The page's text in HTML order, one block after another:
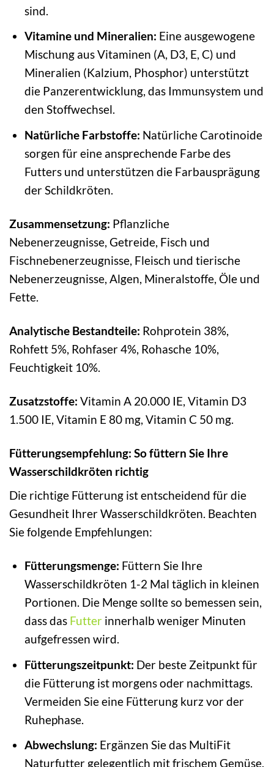
sind.
Vitamine und Mineralien: Eine ausgewogene
Mischung aus Vitaminen (A, D3, E, C) und
Mineralien (Kalzium, Phosphor) unterstützt
die Panzerentwicklung, das Immunsystem und
den Stoffwechsel.
Natürliche Farbstoffe: Natürliche Carotinoide
sorgen für eine ansprechende Farbe des
Futters und unterstützen die Farbausprägung
der Schildkröten.
Zusammensetzung: Pflanzliche
Nebenerzeugnisse, Getreide, Fisch und
Fischnebenerzeugnisse, Fleisch und tierische
Nebenerzeugnisse, Algen, Mineralstoffe, Öle und
Fette.
Analytische Bestandteile: Rohprotein 38%,
Rohfett 5%, Rohfaser 4%, Rohasche 10%,
Feuchtigkeit 10%.
Zusatzstoffe: Vitamin A 20.000 IE, Vitamin D3
1.500 IE, Vitamin E 80 mg, Vitamin C 50 mg.
Fütterungsempfehlung: So füttern Sie Ihre
Wasserschildkröten richtig
Die richtige Fütterung ist entscheidend für die
Gesundheit Ihrer Wasserschildkröten. Beachten
Sie folgende Empfehlungen:
Fütterungsmenge: Füttern Sie Ihre
Wasserschildkröten 1-2 Mal täglich in kleinen
Portionen. Die Menge sollte so bemessen sein,
dass das Futterinnerhalb weniger Minuten
aufgefressen wird.
Fütterungszeitpunkt: Der beste Zeitpunkt für
die Fütterung ist morgens oder nachmittags.
Vermeiden Sie eine Fütterung kurz vor der
Ruhephase.
Abwechslung: Ergänzen Sie das MultiFit
Naturfutter gelegentlich mit frischem Gemüse,